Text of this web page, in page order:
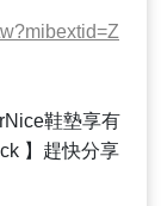
鞋墊享有
】趕快分享